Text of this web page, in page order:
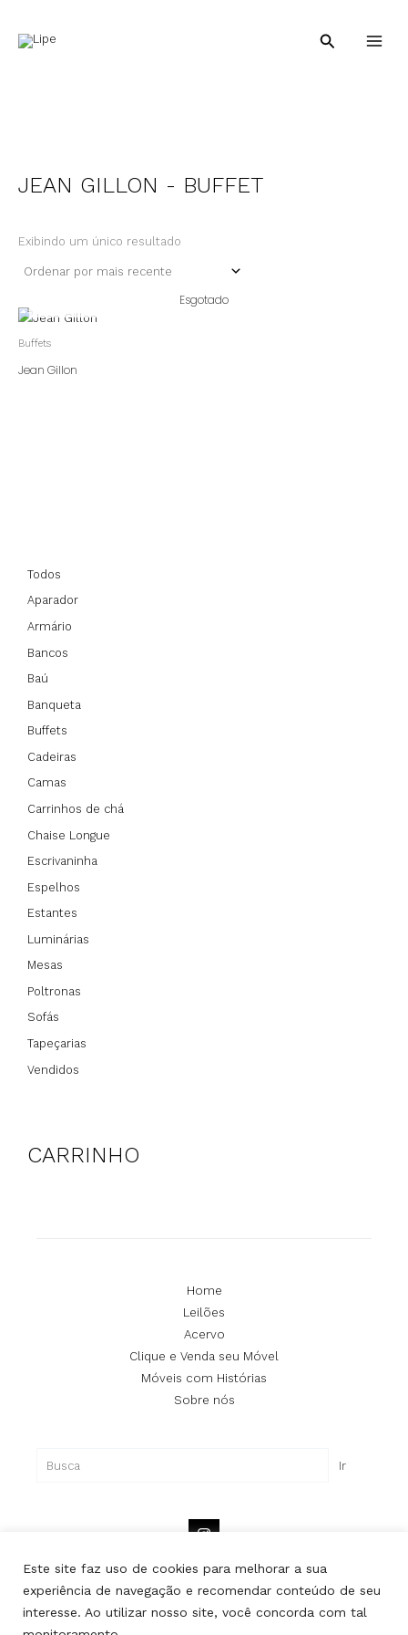
Este site faz uso de cookies para melhorar a sua
experiência de navegação e recomendar conteúdo de seu
interesse. Ao utilizar nosso site, você concorda com tal
para
Pesquisar
Todos
Aparador
Armário
Bancos
Baú
Banqueta
Buffets
Cadeiras
Camas
Carrinhos de chá
Chaise Longue
Escrivaninha
Espelhos
Estantes
Luminárias
Mesas
Poltronas
Sofás
Tapeçarias
Vendidos
CARRINHO
JEAN GILLON - BUFFET
Exibindo um único resultado
Esgotado
Buffets
Jean Gillon
Home
Leilões
Acervo
Clique e Venda seu Móvel
Móveis com Histórias
Sobre nós
Ir
Copyright © Lipe | Todos os direitos reservados.